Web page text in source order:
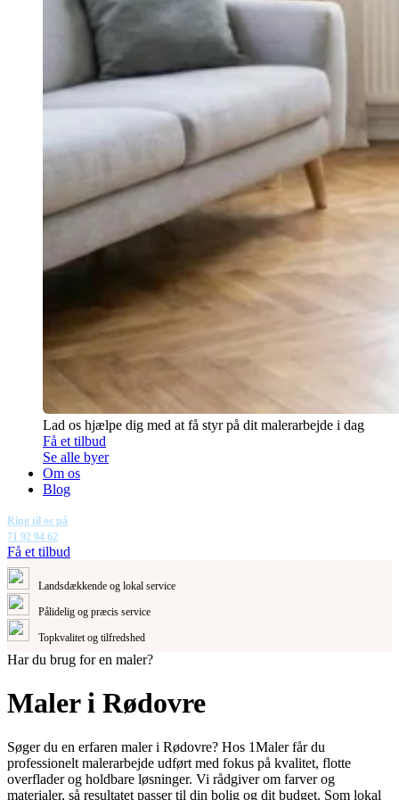
Lad os hjælpe dig med at få styr på dit malerarbejde i dag
Få et tilbud
Se alle byer
Om os
Blog
Ring til os på
71 92 94 62
Få et tilbud
Landsdækkende og lokal service
Pålidelig og præcis service
Topkvalitet og tilfredshed
Har du brug for en maler?
Maler i Rødovre
Søger du en erfaren maler i Rødovre? Hos 1Maler får du
professionelt malerarbejde udført med fokus på kvalitet, flotte
overflader og holdbare løsninger. Vi rådgiver om farver og
materialer, så resultatet passer til din bolig og dit budget. Som lokal